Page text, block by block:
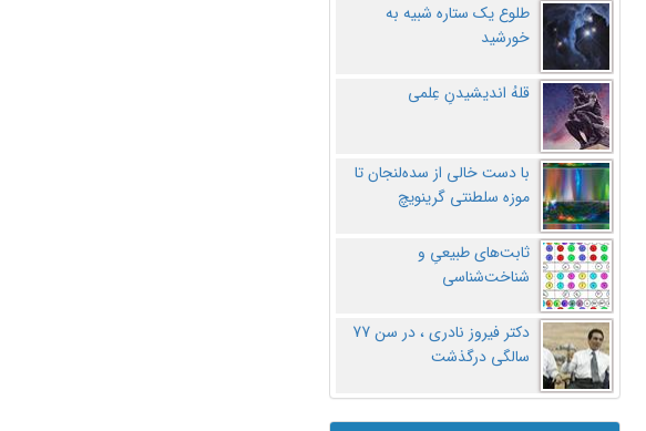
طلوع یک ستاره شبیه به
خورشید
قلهُ اندیشیدنِ عِلمی
با دست خالی از سده‌لنجان تا
موزه سلطنتی گرینویچ
ثابت‌های طبیعیِ و
شناخت‌شناسی
دکتر فیروز نادری ، در سن 77
سالگی درگذشت